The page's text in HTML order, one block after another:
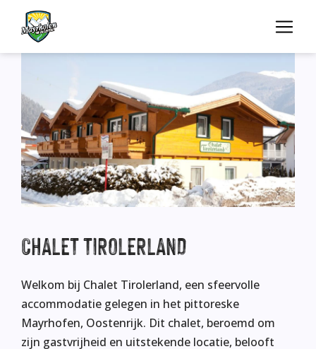
CHALETTIROLERLAND
Welkom bij Chalet Tirolerland, een sfeervolle
accommodatie gelegen in het pittoreske
Mayrhofen, Oostenrijk. Dit chalet, beroemd om
zijn gastvrijheid en uitstekende locatie, belooft